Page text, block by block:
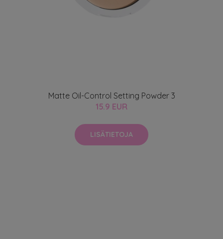
Matte Oil-Control Setting Powder 3
15.9 EUR
LISÄTIETOJA